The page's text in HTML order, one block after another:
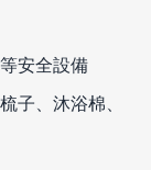
安全設備
子、沐浴棉、